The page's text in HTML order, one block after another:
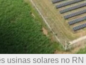
usinas solares no